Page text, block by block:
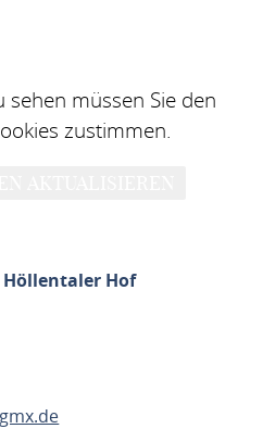
müssen Sie den
zustimmen.
Hof